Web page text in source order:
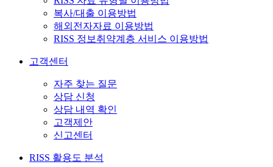
복사/대출 이용방법
해외전자자료 이용방법
RISS 정보취약계층 서비스 이용방법
고객센터
자주 찾는 질문
상담 신청
상담 내역 확인
고객제안
신고센터
RISS 활용도 분석